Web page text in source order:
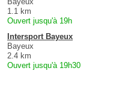
1.1 km
Ouvert jusqu'à 19h
Intersport Bayeux
Bayeux
2.4 km
Ouvert jusqu'à 19h30